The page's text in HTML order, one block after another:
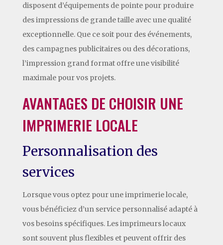
disposent d’équipements de pointe pour produire
des impressions de grande taille avec une qualité
exceptionnelle. Que ce soit pour des événements,
des campagnes publicitaires ou des décorations,
l’impression grand format offre une visibilité
maximale pour vos projets.
AVANTAGES DE CHOISIR UNE
IMPRIMERIE LOCALE
Personnalisation des
services
Lorsque vous optez pour une imprimerie locale,
vous bénéficiez d’un service personnalisé adapté à
vos besoins spécifiques. Les imprimeurs locaux
sont souvent plus flexibles et peuvent offrir des